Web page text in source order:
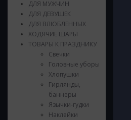
ДЛЯ МУЖЧИН
ДЛЯ ДЕВУШЕК
ДЛЯ ВЛЮБЛЕННЫХ
ХОДЯЧИЕ ШАРЫ
ТОВАРЫ К ПРАЗДНИКУ
Свечки
Головные уборы
Хлопушки
Гирлянды,
баннеры
Язычки-гудки
Наклейки